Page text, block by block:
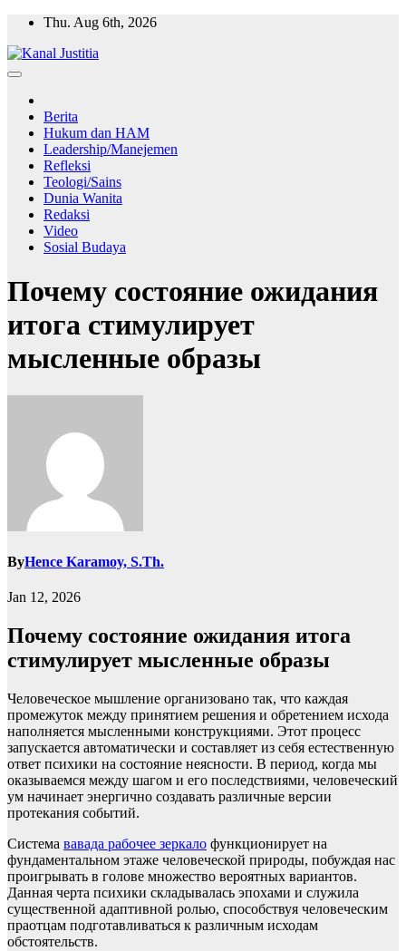
Skip
content
Thu. Aug 6th, 2026
Berita
Hukum dan HAM
Leadership/Manejemen
Refleksi
Teologi/Sains
Dunia Wanita
Redaksi
Video
Sosial Budaya
Почему состояние ожидания
итога стимулирует
мысленные образы
ByHence Karamoy, S.Th.
Jan 12, 2026
Почему состояние ожидания итога
стимулирует мысленные образы
Человеческое мышление организовано так, что каждая
промежуток между принятием решения и обретением исхода
наполняется мысленными конструкциями. Этот процесс
запускается автоматически и составляет из себя естественную
ответ психики на состояние неясности. В период, когда мы
оказываемся между шагом и его последствиями, человеческий
ум начинает энергично создавать различные версии
протекания событий.
Система вавада рабочее зеркало функционирует на
фундаментальном этаже человеческой природы, побуждая нас
проигрывать в голове множество вероятных вариантов.
Данная черта психики складывалась эпохами и служила
существенной адаптивной ролью, способствуя человеческим
праотцам подготавливаться к различным исходам
обстоятельств.